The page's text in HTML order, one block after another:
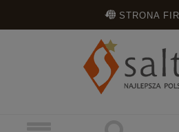
STRONA
ZAREJESTRUJ SIĘ